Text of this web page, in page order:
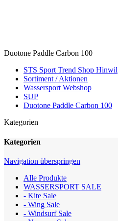
Duotone Paddle Carbon 100
STS Sport Trend Shop Hinwil
Sortiment / Aktionen
Wassersport Webshop
SUP
Duotone Paddle Carbon 100
Kategorien
Kategorien
Navigation überspringen
Alle Produkte
WASSERSPORT SALE
- Kite Sale
- Wing Sale
- Windsurf Sale